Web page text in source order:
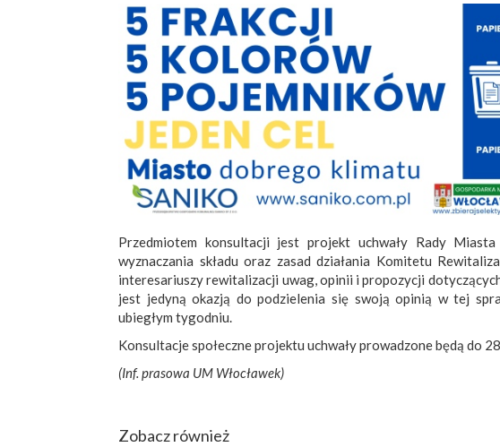
Przedmiotem konsultacji jest projekt uchwały Rady
wyznaczania składu oraz zasad działania Komitetu
interesariuszy rewitalizacji uwag, opinii i propozycji
jest jedyną okazją do podzielenia się swoją opinią w tej
ubiegłym tygodniu.
Konsultacje społeczne projektu uchwały prowadzone będą do
(Inf. prasowa UM Włocławek)
Zobacz również